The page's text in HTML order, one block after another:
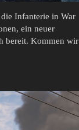
Infanterie in War
ein neuer
bereit. Kommen wir